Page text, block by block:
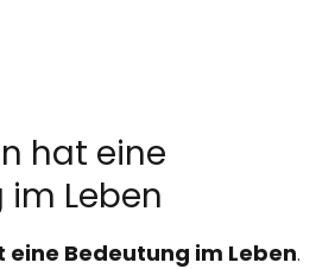
hat eine
Leben
eine Bedeutung im Leben.